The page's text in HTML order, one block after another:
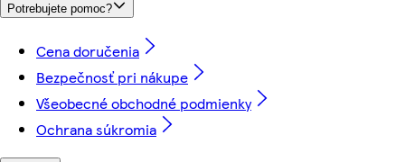
Potrebujete pomoc?
Cena doručenia
Bezpečnosť pri nákupe
Všeobecné obchodné podmienky
Ochrana súkromia